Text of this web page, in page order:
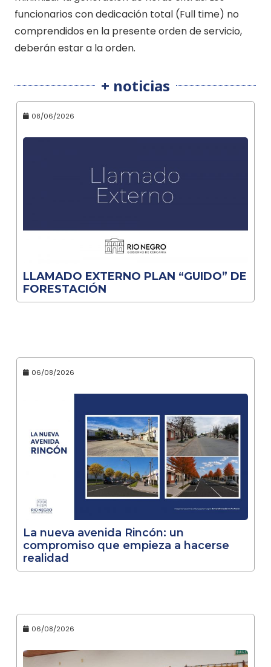
funcionarios con dedicación total (Full time) no
comprendidos en la presente orden de servicio,
deberán estar a la orden.
+ noticias
08/06/2026
LLAMADO EXTERNO PLAN “GUIDO” DE
FORESTACIÓN
06/08/2026
La nueva avenida Rincón: un
compromiso que empieza a hacerse
realidad
06/08/2026